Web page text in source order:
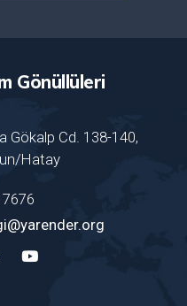
Gönüllüleri
Gökalp Cd. 138-140,
Hatay